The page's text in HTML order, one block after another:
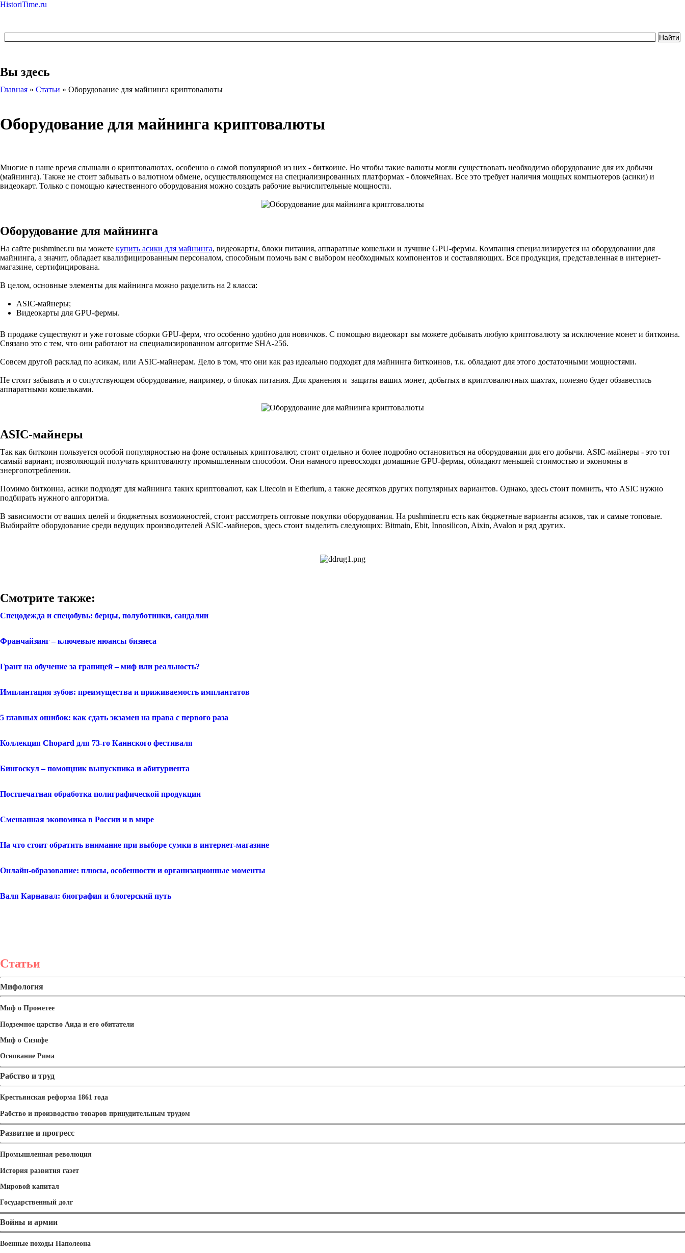
HistoriTime.ru
Вы здесь
Главная » Статьи » Оборудование для майнинга криптовалюты
Оборудование для майнинга криптовалюты
Многие в наше время слышали о криптовалютах, особенно о самой популярной из них - биткоине. Но чтобы такие валюты могли существовать необходимо оборудование для их добычи
(майнинга). Также не стоит забывать о валютном обмене, осуществляющемся на специализированных платформах - блокчейнах. Все это требует наличия мощных компьютеров (асики) и
видеокарт. Только с помощью качественного оборудования можно создать рабочие вычислительные мощности.
Оборудование для майнинга
На сайте pushminer.ru вы можете купить асики для майнинга, видеокарты, блоки питания, аппаратные кошельки и лучшие GPU-фермы. Компания специализируется на оборудовании для
майнинга, а значит, обладает квалифицированным персоналом, способным помочь вам с выбором необходимых компонентов и составляющих. Вся продукция, представленная в интернет-
магазине, сертифицирована.
В целом, основные элементы для майнинга можно разделить на 2 класса:
ASIC-майнеры;
Видеокарты для GPU-фермы.
В продаже существуют и уже готовые сборки GPU-ферм, что особенно удобно для новичков. С помощью видеокарт вы можете добывать любую криптовалюту за исключение монет и биткоина.
Связано это с тем, что они работают на специализированном алгоритме SHA-256.
Совсем другой расклад по асикам, или ASIC-майнерам. Дело в том, что они как раз идеально подходят для майнинга биткоинов, т.к. обладают для этого достаточными мощностями.
Не стоит забывать и о сопутствующем оборудование, например, о блоках питания. Для хранения и защиты ваших монет, добытых в криптовалютных шахтах, полезно будет обзавестись
аппаратными кошельками.
ASIC-майнеры
Так как биткоин пользуется особой популярностью на фоне остальных криптовалют, стоит отдельно и более подробно остановиться на оборудовании для его добычи. ASIC-майнеры - это тот
самый вариант, позволяющий получать криптовалюту промышленным способом. Они намного превосходят домашние GPU-фермы, обладают меньшей стоимостью и экономны в
энергопотреблении.
Помимо биткоина, асики подходят для майнинга таких криптовалют, как Litecoin и Etherium, а также десятков других популярных вариантов. Однако, здесь стоит помнить, что ASIC нужно
подбирать нужного алгоритма.
В зависимости от ваших целей и бюджетных возможностей, стоит рассмотреть оптовые покупки оборудования. На pushminer.ru есть как бюджетные варианты асиков, так и самые топовые.
Выбирайте оборудование среди ведущих производителей ASIC-майнеров, здесь стоит выделить следующих: Bitmain, Ebit, Innosilicon, Aixin, Avalon и ряд других.
Смотрите также:
Спецодежда и спецобувь: берцы, полуботинки, сандалии
Франчайзинг – ключевые нюансы бизнеса
Грант на обучение за границей – миф или реальность?
Имплантация зубов: преимущества и приживаемость имплантатов
5 главных ошибок: как сдать экзамен на права с первого раза
Коллекция Chopard для 73-го Каннского фестиваля
Бингоскул – помощник выпускника и абитуриента
Постпечатная обработка полиграфической продукции
Смешанная экономика в России и в мире
На что стоит обратить внимание при выборе сумки в интернет-магазине
Онлайн-образование: плюсы, особенности и организационные моменты
Валя Карнавал: биография и блогерский путь
Статьи
Мифология
Миф о Прометее
Подземное царство Аида и его обитатели
Миф о Сизифе
Основание Рима
Рабство и труд
Крестьянская реформа 1861 года
Рабство и производство товаров принудительным трудом
Развитие и прогресс
Промышленная революция
История развития газет
Мировой капитал
Государственный долг
Войны и армии
Военные походы Наполеона